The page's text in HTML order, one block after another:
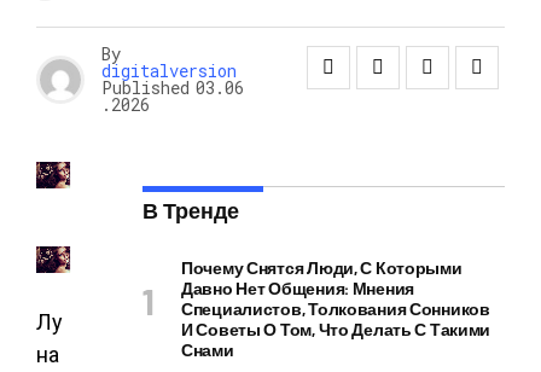
By
digitalversion
Published 03.06
.2026
Лу
на
В Тренде
Почему Снятся Люди, С Которыми
Давно Нет Общения: Мнения
Специалистов, Толкования Сонников
И Советы О Том, Что Делать С Такими
Снами